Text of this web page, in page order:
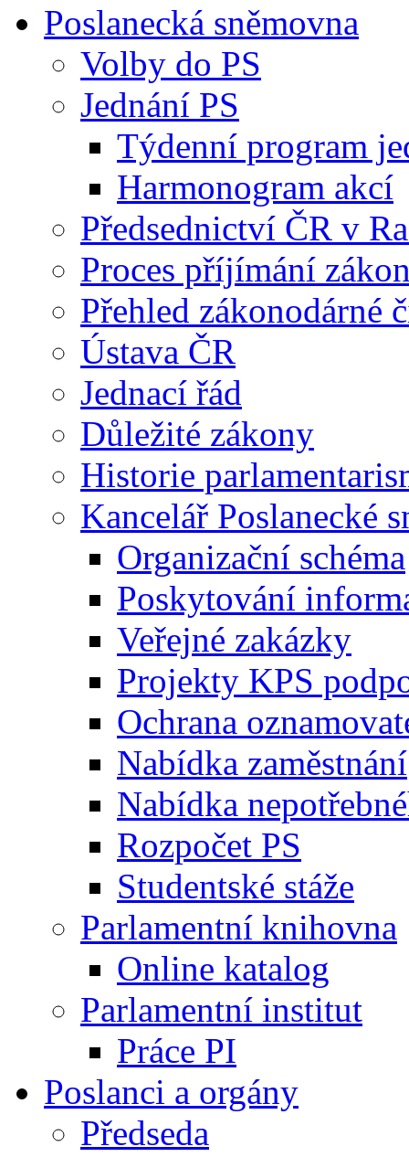
Poslanecká sněmovna
Volby do PS
Jednání PS
Týdenní program
Harmonogram akcí
Předsednictví ČR v
Proces příjímání
Přehled zákonodárné
Ústava ČR
Jednací řád
Důležité zákony
Historie
Kancelář Poslanecké
Organizační schéma
Poskytování
Veřejné zakázky
Projekty KPS
Ochrana
Nabídka zaměstnání
Nabídka
Rozpočet PS
Studentské stáže
Parlamentní knihovna
Online katalog
Parlamentní institut
Práce PI
Poslanci a orgány
Předseda